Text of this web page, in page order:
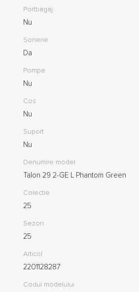
Portbagaj
Nu
Sonerie
Da
Pompa
Nu
Cos
Nu
Suport
Nu
Denumire model
Talon 29 2-GE L Phantom Green
Colectie
25
Sezon
25
Articol
2201128287
Codul modelului